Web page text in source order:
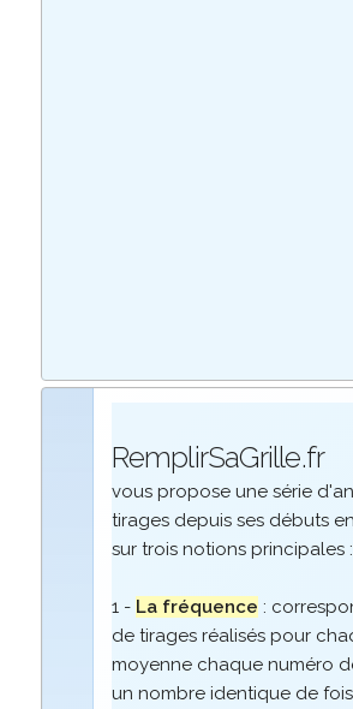
RemplirSaGrille.fr
vous propose une série
tirages depuis ses débuts
sur trois notions principales :
1 - La fréquence :
de tirages réalisés pour
moyenne chaque numéro
un nombre identique de